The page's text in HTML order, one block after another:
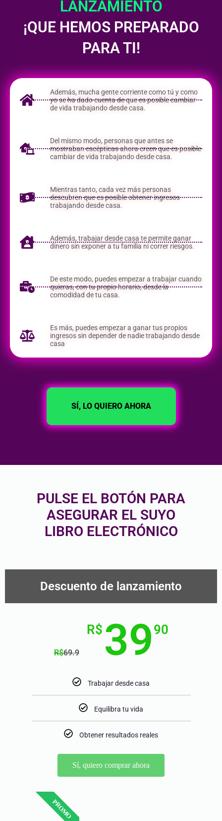
LANZAMIENTO
¡QUE HEMOS PREPARADO
PARA TI!
Además, mucha gente corriente como tú y como
yo se ha dado cuenta de que es posible cambiar
de vida trabajando desde casa.
Del mismo modo, personas que antes se
mostraban escépticas ahora creen que es posible
cambiar de vida trabajando desde casa.
Mientras tanto, cada vez más personas
descubren que es posible obtener ingresos
trabajando desde casa.
Además, trabajar desde casa te permite ganar
dinero sin exponer a tu familia ni correr riesgos.
De este modo, puedes empezar a trabajar cuando
quieras, con tu propio horario, desde la
comodidad de tu casa.
Es más, puedes empezar a ganar tus propios
ingresos sin depender de nadie trabajando desde
casa
SÍ, LO QUIERO AHORA
PULSE EL BOTÓN PARA
ASEGURAR EL SUYO
LIBRO ELECTRÓNICO
Descuento de lanzamiento
R$69.9
R$ 39 90
Trabajar desde casa
Equilibra tu vida
Obtener resultados reales
Sí, quiero comprar ahora
PROMO